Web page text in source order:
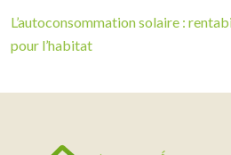
L’autoconsommation solaire :
pour l’habitat